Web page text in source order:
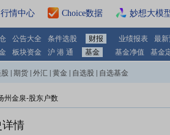
行情中心 Choice数据 妙想大模
公告大全 条件选股 财报 业绩报表 最
板块资金 沪 港 通 基金 基金净值 基金
期货 外汇 黄金 自选股 自选基金
州金泉-股东户数
详情